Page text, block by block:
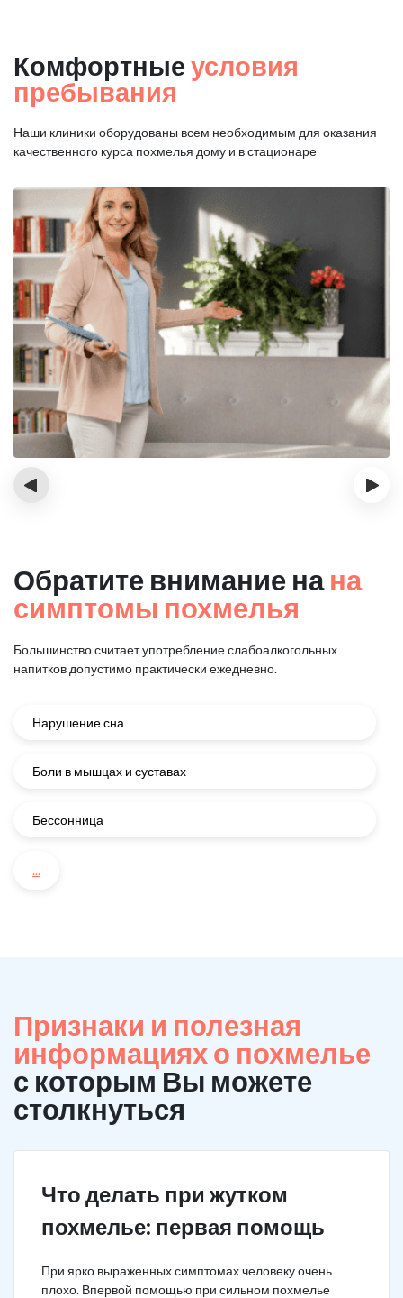
Комфортные условия
пребывания
Наши клиники оборудованы всем необходимым для оказания
качественного курса похмелья дому и в стационаре
‹ ›
Обратите внимание нана
симптомы похмелья
Большинство считает употребление слабоалкогольных
напитков допустимо практически ежедневно.
Нарушение сна
Боли в мышцах и суставах
Бессонница
...
Признаки и полезная
информациях о похмелье
с которым Вы можете
столкнуться
Что делать при жутком
похмелье: первая помощь
При ярко выраженных симптомах человеку очень
плохо. Впервой помощью при сильном похмелье